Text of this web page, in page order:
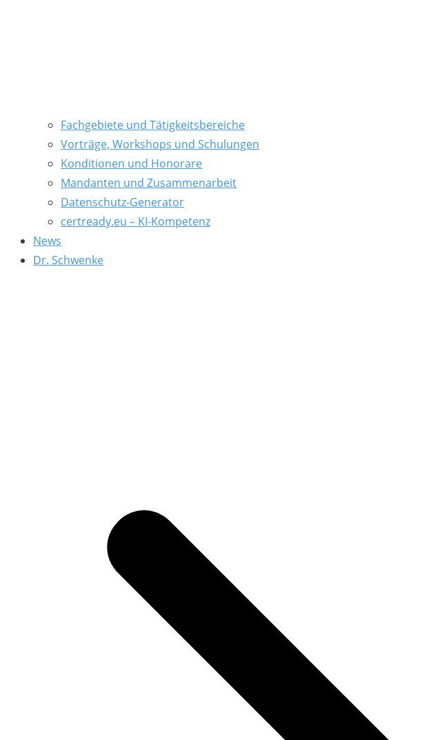
Fachgebiete und Tätigkeitsbereiche
Vorträge, Workshops und Schulungen
Konditionen und Honorare
Mandanten und Zusammenarbeit
Datenschutz-Generator
certready.eu – KI-Kompetenz
News
Dr. Schwenke